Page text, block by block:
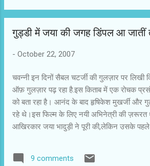
में ढेर सारी बातें करते हैं, उससे ज्यादा हम महसूस
काम नहीं है, हम जो नहीं कह सकते, लेखक वह कहे
से सारे सवालों के जवाब देता हूं, उन जवाबों को
गुड्डी में जया की जगह डिंपल आ जातीं
- October 22, 2007
चवन्नी इन दिनों सैबल चटर्जी की गुलज़ार पर लिखी
ऑफ़ गुलज़ार पढ़ रहा है.इस किताब में एक रोचक
को बता रहा है। आनंद के बाद हृषिकेश मुखर्जी और
रहे थे।इस फिल्म के लिए नयी अभिनेत्री की ज़रूरत
आखिरकार जया भादुड़ी ने पूरी की,लेकिन उसके पहले
पत्नी अंजना भाभी से उनकी छनती थी.गुलज़ार ने
देखा था.एक दिन अंजना भाभी ने गुलज़ार को बताया
9 comments